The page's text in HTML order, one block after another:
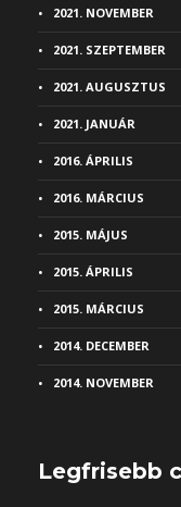
2021. NOVEMBER
2021. SZEPTEMBER
2021. AUGUSZTUS
2021. JANUÁR
2016. ÁPRILIS
2016. MÁRCIUS
2015. MÁJUS
2015. ÁPRILIS
2015. MÁRCIUS
2014. DECEMBER
2014. NOVEMBER
Legfrisebb